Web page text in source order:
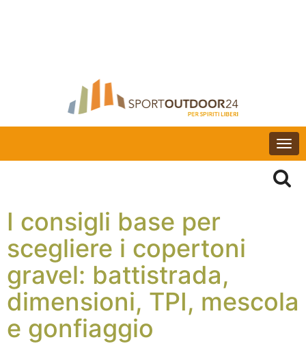
I consigli base per
scegliere i copertoni
gravel: battistrada,
dimensioni, TPI, mescola
e gonfiaggio